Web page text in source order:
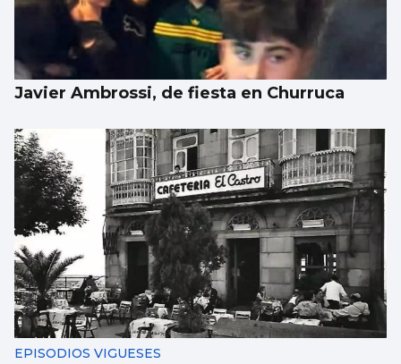
Javier Ambrossi, de fiesta en Churruca
EPISODIOS VIGUESES